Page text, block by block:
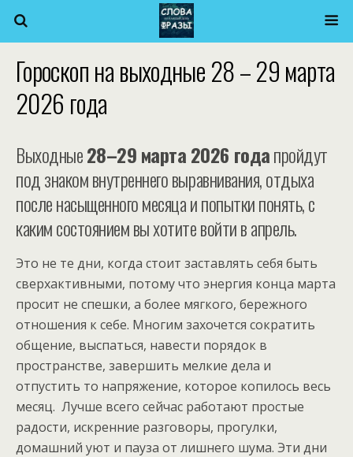
Гороскоп на выходные 28 – 29 марта
2026 года
Выходные28–29 марта 2026 годапройдут
под знаком внутреннего выравнивания, отдыха
после насыщенного месяца и попытки понять, с
каким состоянием вы хотите войти в апрель.
Это не те дни, когда стоит заставлять себя быть
сверхактивными, потому что энергия конца марта
просит не спешки, а более мягкого, бережного
отношения к себе. Многим захочется сократить
общение, выспаться, навести порядок в
пространстве, завершить мелкие дела и
отпустить то напряжение, которое копилось весь
месяц. Лучше всего сейчас работают простые
радости, искренние разговоры, прогулки,
домашний уют и пауза от лишнего шума. Эти дни